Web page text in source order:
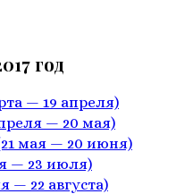
год
— 19 апреля)
— 20 мая)
мая — 20 июня)
— 23 июля)
— 22 августа)